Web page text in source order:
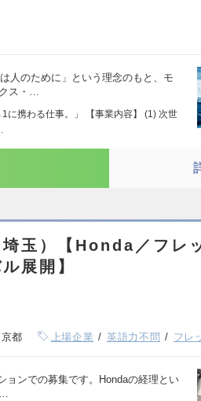
人のために」という理念のもと、モ
ス・…
に携わる仕事。」 【事業内容】 (1) 次世
玉）【Honda／フレ
展開】
都 上場企業 英語力不問 フレ
ョンでの募集です。Hondaの経理とい
…